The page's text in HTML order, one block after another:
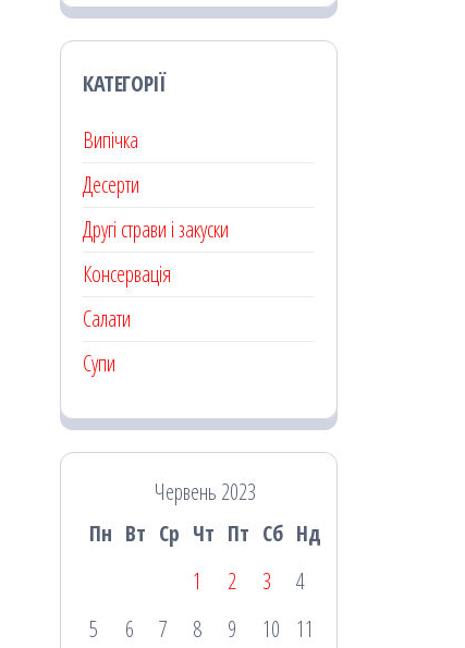
КАТЕГОРІЇ
Випічка
Десерти
Другі страви і закуски
Консервація
Салати
Супи
Червень 2023
Пн Вт Ср Чт Пт Сб Нд
1
2 3
4
5
6 7 8 9 10
11